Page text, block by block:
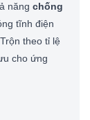
năng chống
tĩnh điện
theo tỉ lệ
cho ứng